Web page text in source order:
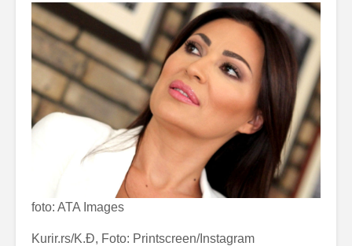
foto: ATA Images
Kurir.rs/K.Đ, Foto: Printscreen/Instagram